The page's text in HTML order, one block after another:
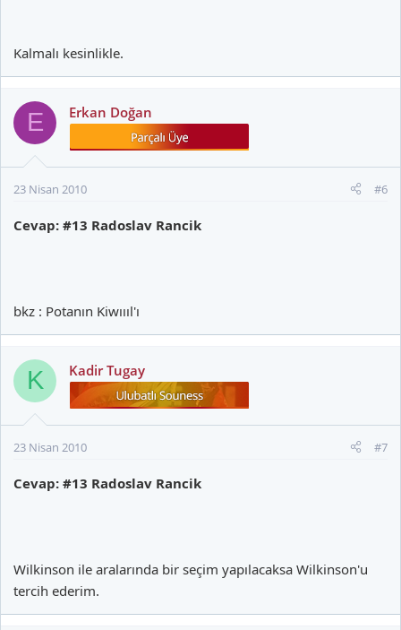
Kalmalı kesinlikle.
E Erkan Doğan
23 Nisan 2010 #6
Cevap: #13 Radoslav Rancik
bkz : Potanın Kiwıııl'ı
K Kadir Tugay
23 Nisan 2010 #7
Cevap: #13 Radoslav Rancik
Wilkinson ile aralarında bir seçim yapılacaksa Wilkinson'u
tercih ederim.